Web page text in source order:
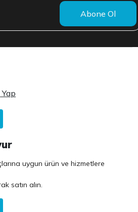
Abone Ol
uygun ürün ve hizmetlere
satın alın.